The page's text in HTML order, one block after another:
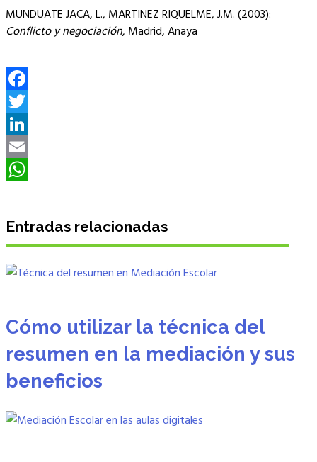
MUNDUATE JACA, L., MARTINEZ RIQUELME, J.M. (2003):
Conflicto y negociación, Madrid, Anaya
Facebook
Twitter
LinkedIn
Email
Entradas relacionadas
Cómo utilizar la técnica del
resumen en la mediación y sus
beneficios